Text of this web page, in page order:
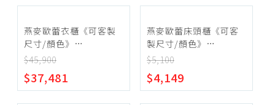
燕麥歐蕾衣櫃《可客製
尺寸/顏色》
【myhome8居家無限】
$45,900
$37,481
燕麥歐蕾床頭櫃《可客
製尺寸/顏色》
【myhome8居家無限】
$5,100
$4,149